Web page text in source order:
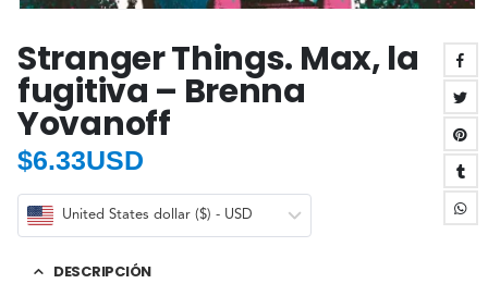
Stranger Things. Max, la
fugitiva – Brenna
Yovanoff
$6.33USD
United States dollar ($) - USD
DESCRIPCIÓN